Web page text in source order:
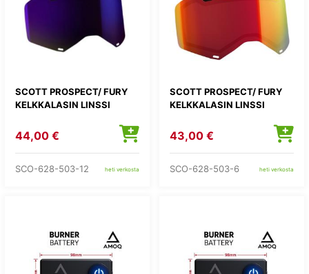
SCOTT PROSPECT/ FURY
KELKKALASIN LINSSI
44,00 €
SCO-628-503-12 heti verkosta
SCOTT PROSPECT/ FURY
KELKKALASIN LINSSI
43,00 €
SCO-628-503-6 heti verkosta